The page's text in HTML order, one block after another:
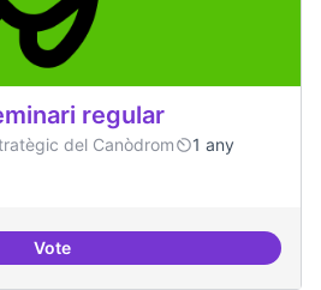
regular
del Canòdrom
1 any
VotePrograma de seminari regular